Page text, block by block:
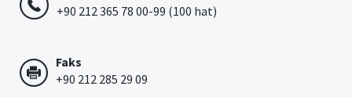
+90 212 365 78 00-99 (100 hat)
Faks
+90 212 285 29 09